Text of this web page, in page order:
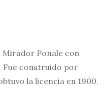
Ponale con
Fue construido por
la licencia en 1900.